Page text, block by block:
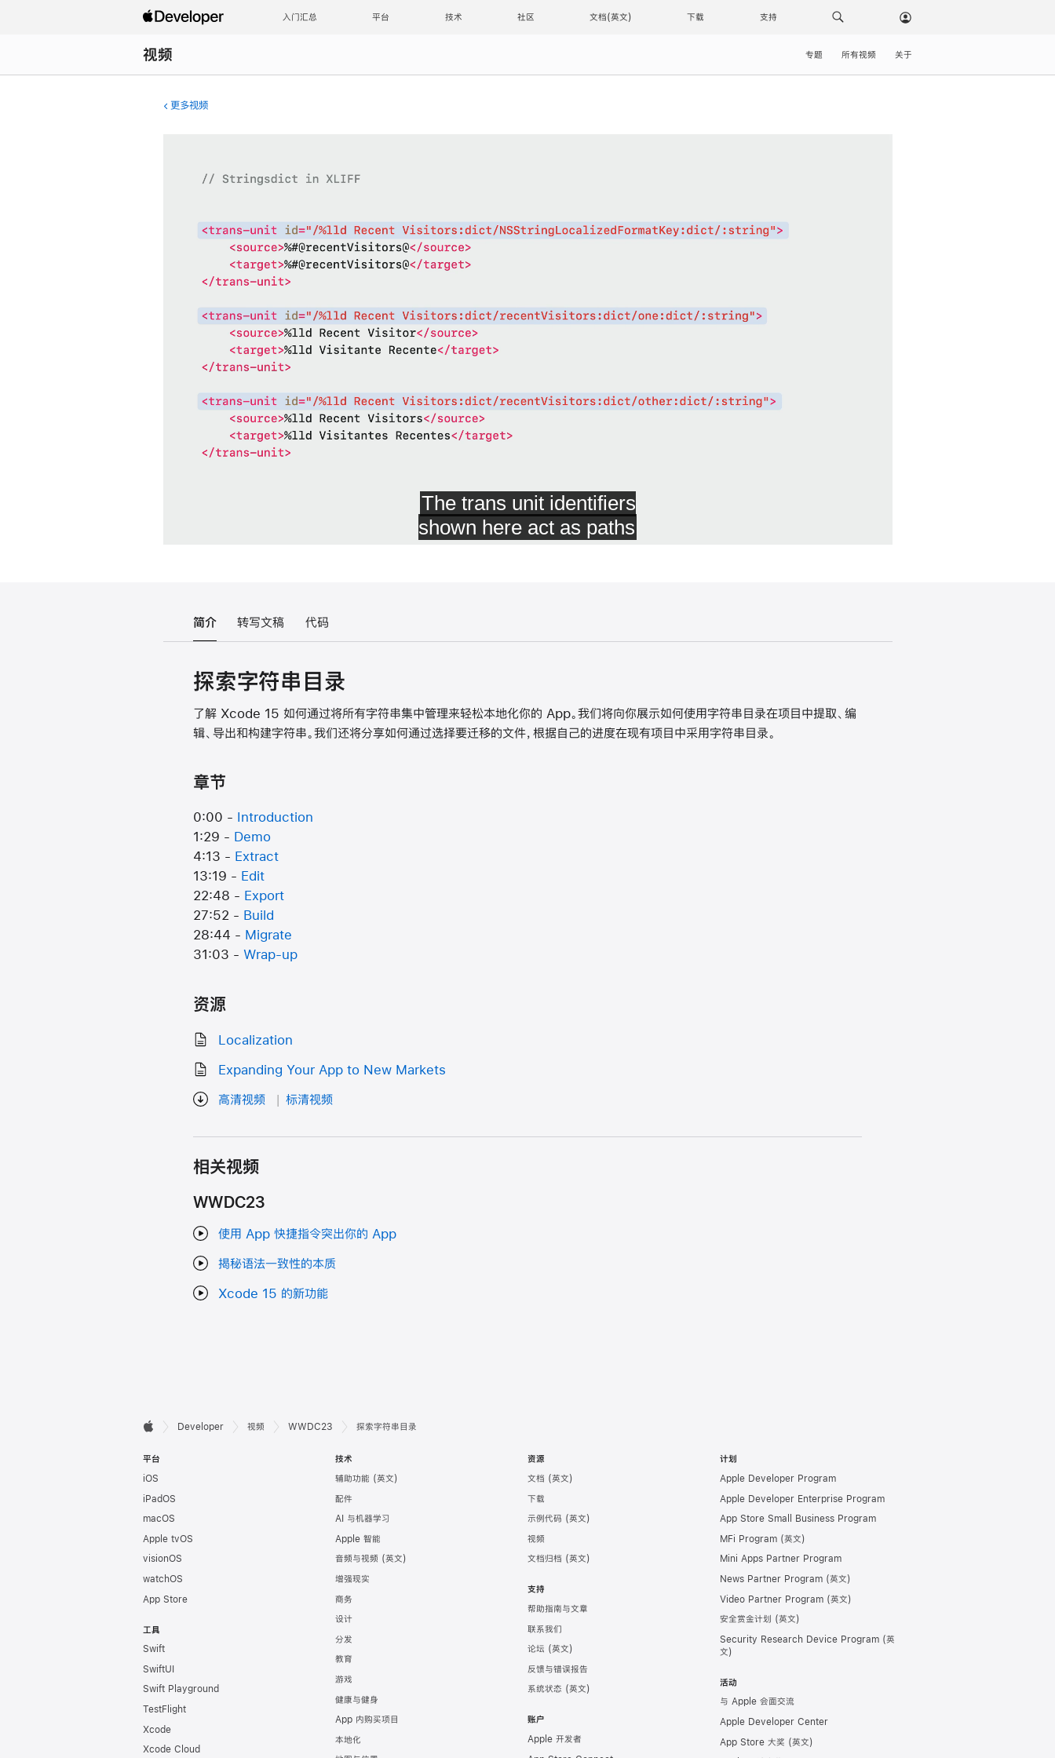
入门汇总 平台 技术 社区 文档 下载 支持
视频 专题 所有视频 关于
更多视频
简介 转写文稿 代码
探索字符串目录
了解 Xcode 15 如何通过将所有字符串集中管理来轻松本地化你的 App。我们将向你展示如何使用字符串目录在项目中提取、编
辑、导出和构建字符串。我们还将分享如何通过选择要迁移的文件，根据自己的进度在现有项目中采用字符串目录。
章节
0:00 -
Introduction
1:29 - Demo
4:13 - Extract
13:19 - Edit
22:48 - Export
27:52 - Build
28:44 - Migrate
31:03 -Wrap-up
资源
Localization
Expanding Your App to New Markets
高清视频 标清视频
相关视频
WWDC23
使用 App 快捷指令突出你的 App
揭秘语法一致性的本质
Xcode 15 的新功能
开
发
者
页
脚

Developer 视频 WWDC23 探索字符串目录
平台
iOS
iPadOS
macOS
Apple tvOS
visionOS
watchOS
App Store
工具
Swift
SwiftUI
Swift Playground
TestFlight
Xcode
Xcode Cloud
技术
辅助功能
配件
AI 与机器学习
Apple 智能
音频与视频
增强现实
商务
设计
分发
教育
游戏
健康与健身
App 内购买项目
本地化
资源
文档
下载
示例代码
视频
文档归档
支持
帮助指南与文章
联系我们
论坛
反馈与错误报告
系统状态
账户
Apple 开发者
计划
Apple Developer Program
Apple Developer Enterprise Program
App Store Small Business Program
MFi Program
Mini Apps Partner Program
News Partner Program
Video Partner Program
安全赏金计划
Security Research Device Program
活动
与 Apple 会面交流
Apple Developer Center
App Store 大奖